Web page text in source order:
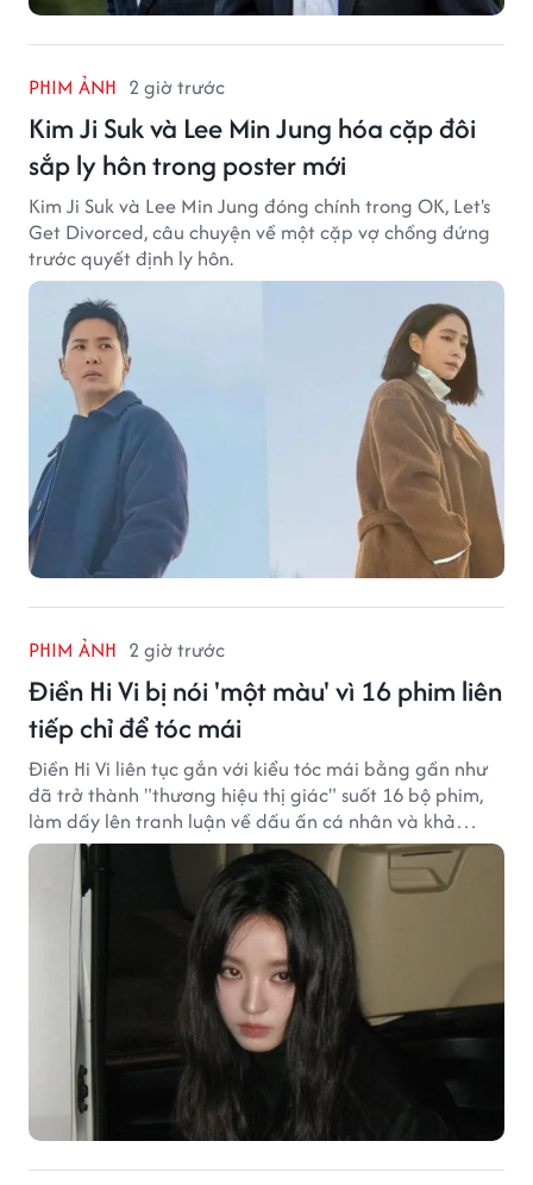
PHIM ẢNH 2 giờ trước
Kim Ji Suk và Lee Min Jung hóa cặp đôi
sắp ly hôn trong poster mới
Kim Ji Suk và Lee Min Jung đóng chính trong OK, Let's
Get Divorced, câu chuyện về một cặp vợ chồng đứng
trước quyết định ly hôn.
PHIM ẢNH 2 giờ trước
Điền Hi Vi bị nói 'một màu' vì 16 phim liên
tiếp chỉ để tóc mái
Điền Hi Vi liên tục gắn với kiểu tóc mái bằng gần như
đã trở thành "thương hiệu thị giác" suốt 16 bộ phim,
làm dấy lên tranh luận về dấu ấn cá nhân và khả
năng biến hóa trên màn ảnh.